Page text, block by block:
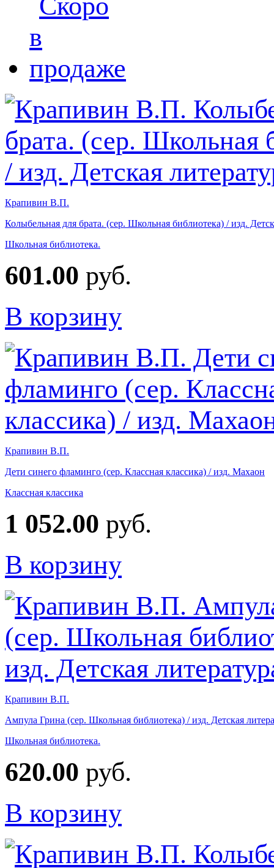
Крапивин В.П.
Колыбельная для брата. (сер. Школьная библиотека) / изд.
Школьная библиотека.
601.00 руб.
В корзину
Крапивин В.П.
Дети синего фламинго (сер. Классная классика) / изд. Махаон
Классная классика
1 052.00 руб.
В корзину
Крапивин В.П.
Ампула Грина (сер. Школьная библиотека) / изд. Детская
Школьная библиотека.
620.00 руб.
В корзину